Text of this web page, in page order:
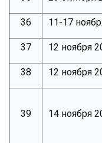
36 11-17
37 12 ноября
38 12 ноября
39 14 ноября